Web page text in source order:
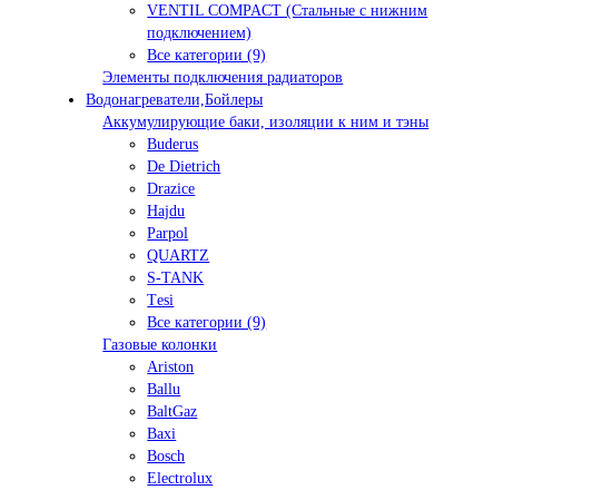
VENTIL COMPACT (Стальные с нижним
подключением)
Все категории (9)
Элементы подключения радиаторов
Водонагреватели,Бойлеры
Аккумулирующие баки, изоляции к ним и тэны
Buderus
De Dietrich
Drazice
Hajdu
Parpol
QUARTZ
S-TANK
Tеsi
Все категории (9)
Газовые колонки
Ariston
Ballu
BaltGaz
Baxi
Bosсh
Electrolux